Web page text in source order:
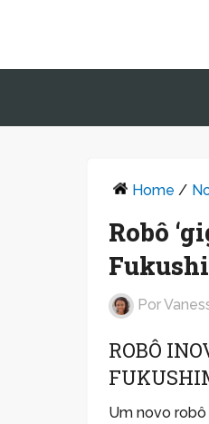
Home /
Robô
Por
ROBÔ
Um novo